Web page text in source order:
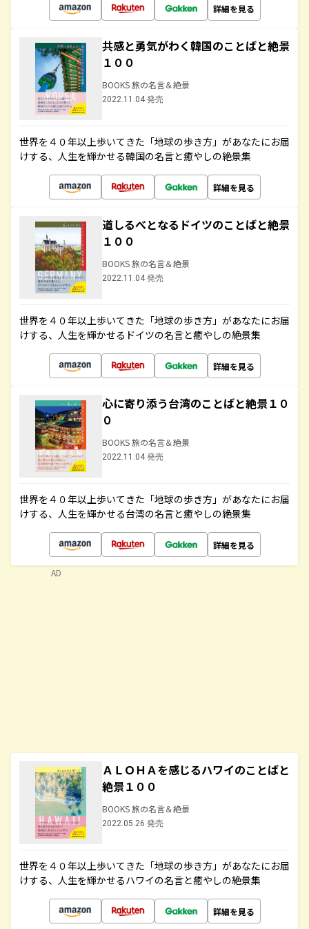
詳細を見る
共感と勇気がわく韓国のことばと絶景
１００
BOOKS 旅の名言＆絶景
2022.11.04 発売
世界を４０年以上歩いてきた「地球の歩き方」があなたにお届
けする、人生を輝かせる韓国の名言と癒やしの絶景集
詳細を見る
道しるべとなるドイツのことばと絶景
１００
BOOKS 旅の名言＆絶景
2022.11.04 発売
世界を４０年以上歩いてきた「地球の歩き方」があなたにお届
けする、人生を輝かせるドイツの名言と癒やしの絶景集
詳細を見る
心に寄り添う台湾のことばと絶景１０
０
BOOKS 旅の名言＆絶景
2022.11.04 発売
世界を４０年以上歩いてきた「地球の歩き方」があなたにお届
けする、人生を輝かせる台湾の名言と癒やしの絶景集
詳細を見る
ＡＬＯＨＡを感じるハワイのことばと
絶景１００
BOOKS 旅の名言＆絶景
2022.05.26 発売
世界を４０年以上歩いてきた「地球の歩き方」があなたにお届
けする、人生を輝かせるハワイの名言と癒やしの絶景集
詳細を見る
AD